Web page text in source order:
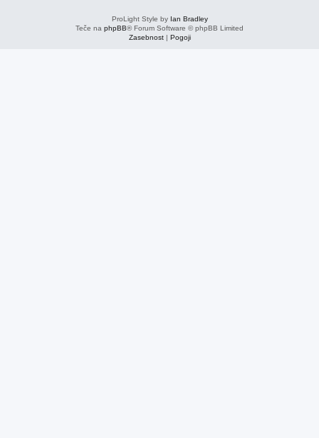
ProLight Style by Ian Bradley
Teče na phpBB® Forum Software © phpBB Limited
Zasebnost| Pogoji